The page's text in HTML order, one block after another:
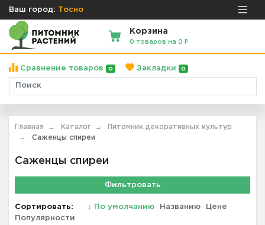
Ваш город: Тосно
Корзина
0 товаров на 0 ₽
Сравнение товаров 0 Закладки 0
Главная Каталог
Питомник декоративных культур
Саженцы спиреи
Саженцы спиреи
Фильтровать
Сортировать: ↓ По умолчанию Названию
Цене
Популярности